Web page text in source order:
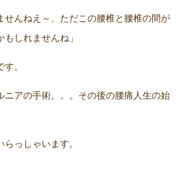
せんねえ～、ただこの腰椎と腰椎の間が
しれませんね」
。
ニアの手術。。。その後の腰痛人生の始
っしゃいます。